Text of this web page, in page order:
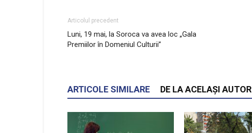
Articolul precedent
Luni, 19 mai, la Soroca va avea loc „Gala
Premiilor în Domeniul Culturii”
ARTICOLE SIMILARE DE LA ACELAȘI AUTOR